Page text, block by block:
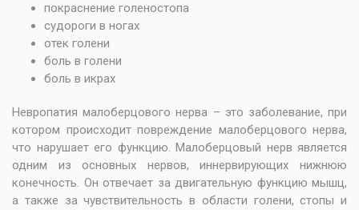
покраснение голеностопа
судороги в ногах
отек голени
боль в голени
боль в икрах
Невропатия малоберцового нерва – это заболевание, при
котором происходит повреждение малоберцового нерва,
что нарушает его функцию. Малоберцовый нерв является
одним из основных нервов, иннервирующих нижнюю
конечность. Он отвечает за двигательную функцию мышц,
а также за чувствительность в области голени, стопы и